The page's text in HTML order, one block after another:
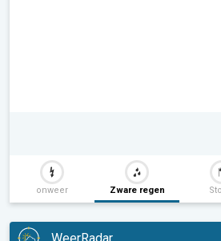
onweer Zware regen
WeerRadar